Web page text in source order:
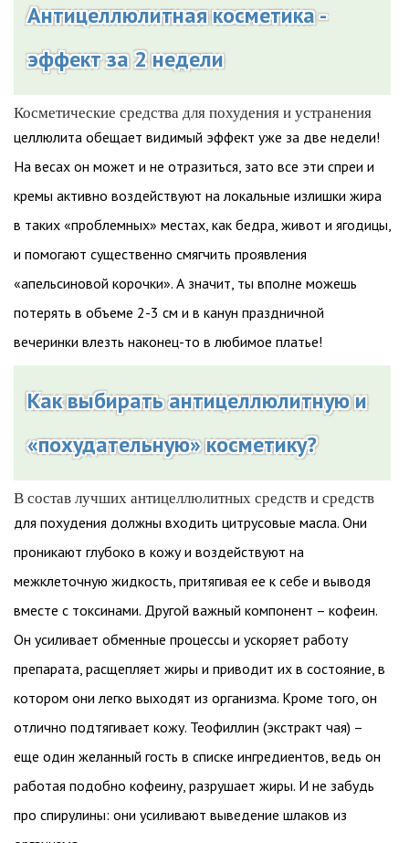
Антицеллюлитная косметика -
эффект за 2 недели
Косметические средства для похудения и устранения
целлюлита обещает видимый эффект уже за две недели!
На весах он может и не отразиться, зато все эти спреи и
кремы активно воздействуют на локальные излишки жира
в таких «проблемных» местах, как бедра, живот и ягодицы,
и помогают существенно смягчить проявления
«апельсиновой корочки». А значит, ты вполне можешь
потерять в объеме 2-3 см и в канун праздничной
вечеринки влезть наконец-то в любимое платье!
Как выбирать антицеллюлитную и
«похудательную» косметику?
В состав лучших антицеллюлитных средств и средств
для похудения должны входить цитрусовые масла. Они
проникают глубоко в кожу и воздействуют на
межклеточную жидкость, притягивая ее к себе и выводя
вместе с токсинами. Другой важный компонент – кофеин.
Он усиливает обменные процессы и ускоряет работу
препарата, расщепляет жиры и приводит их в состояние, в
котором они легко выходят из организма. Кроме того, он
отлично подтягивает кожу. Теофиллин (экстракт чая) –
еще один желанный гость в списке ингредиентов, ведь он
работая подобно кофеину, разрушает жиры. И не забудь
про спирулины: они усиливают выведение шлаков из